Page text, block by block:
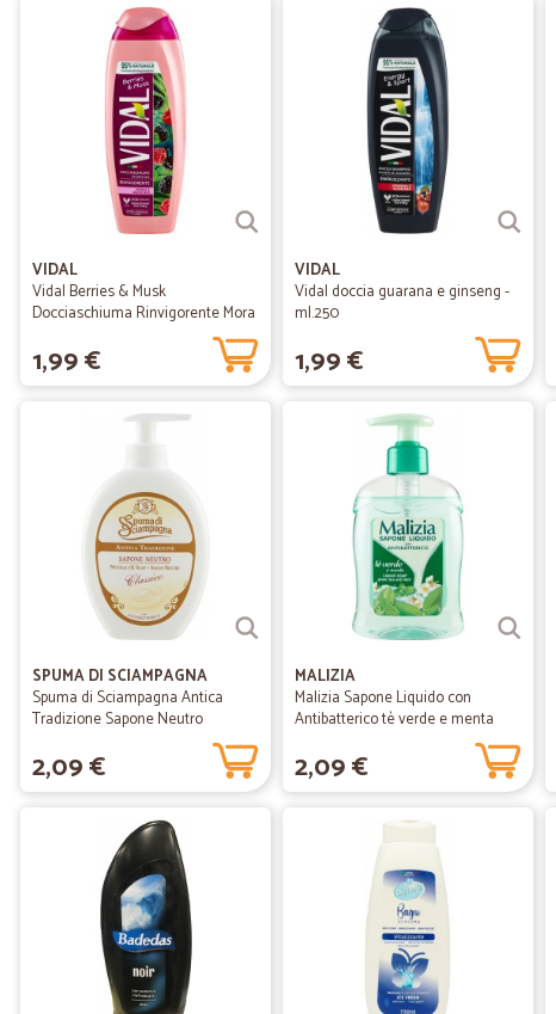
VIDAL
Vidal Berries & Musk
Docciaschiuma Rinvigorente Mora
1,99 €
VIDAL
Vidal doccia guarana e ginseng -
ml.250
1,99 €
SPUMA DI SCIAMPAGNA
Spuma di Sciampagna Antica
Tradizione Sapone Neutro
2,09 €
MALIZIA
Malizia Sapone Liquido con
Antibatterico tè verde e menta
2,09 €